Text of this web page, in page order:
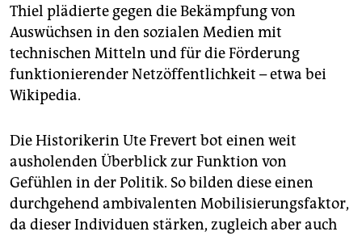
Thiel plädierte gegen die Bekämpfung von
Auswüchsen in den sozialen Medien mit
technischen Mitteln und für die Förderung
funktionierender Netzöffentlichkeit – etwa bei
Wikipedia.
Die Historikerin Ute Frevert bot einen weit
ausholenden Überblick zur Funktion von
Gefühlen in der Politik. So bilden diese einen
durchgehend ambivalenten Mobilisierungsfaktor,
da dieser Individuen stärken, zugleich aber auch